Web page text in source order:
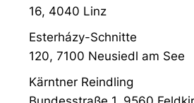
16, 4040 Linz
Esterházy-Schnitte
120, 7100 Neusiedl am See
Kärntner Reindling